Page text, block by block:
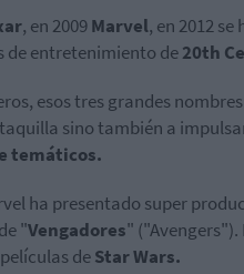
, en 2009Marvel, en 2012 se
de entretenimiento de20th
esos tres grandes
sino también a
temáticos.
ha presentado super
"Vengadores"
deStar Wars.